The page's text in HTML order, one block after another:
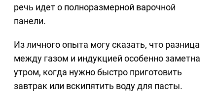
речь идет о полноразмерной варочной
панели.
Из личного опыта могу сказать, что разница
между газом и индукцией особенно заметна
утром, когда нужно быстро приготовить
завтрак или вскипятить воду для пасты.